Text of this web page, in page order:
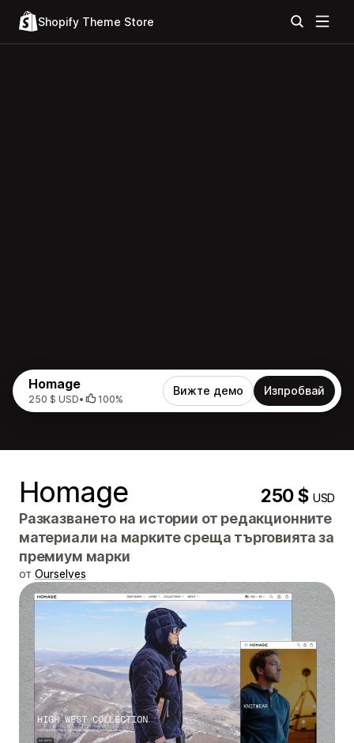
Shopify Theme Store
Homage
250 $ USD• 100%
Вижте демо Изпробвай
Homage 250 $USD
Разказването на истории от редакционните
материали на марките среща търговията за
премиум марки
от Ourselves